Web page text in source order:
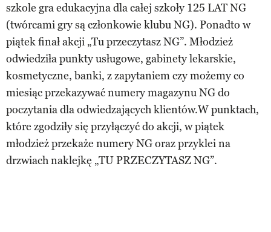
szkole gra edukacyjna dla całej szkoły 125 LAT NG
(twórcami gry są członkowie klubu NG). Ponadto w
piątek finał akcji „Tu przeczytasz NG”. Młodzież
odwiedziła punkty usługowe, gabinety lekarskie,
kosmetyczne, banki, z zapytaniem czy możemy co
miesiąc przekazywać numery magazynu NG do
poczytania dla odwiedzających klientów.W punktach,
które zgodziły się przyłączyć do akcji, w piątek
młodzież przekaże numery NG oraz przyklei na
drzwiach naklejkę „TU PRZECZYTASZ NG”.